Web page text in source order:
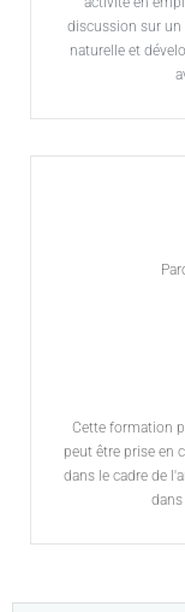
discussion sur un
naturelle et
Cette formation
peut être prise en
dans le cadre de
dans